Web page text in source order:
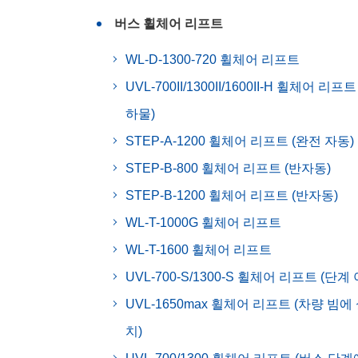
버스 휠체어 리프트
WL-D-1300-720 휠체어 리프트
UVL-700II/1300II/1600II-H 휠체어 리프트
하물)
STEP-A-1200 휠체어 리프트 (완전 자동)
STEP-B-800 휠체어 리프트 (반자동)
STEP-B-1200 휠체어 리프트 (반자동)
WL-T-1000G 휠체어 리프트
WL-T-1600 휠체어 리프트
UVL-700-S/1300-S 휠체어 리프트 (단계
UVL-1650max 휠체어 리프트 (차량 빔에
치)